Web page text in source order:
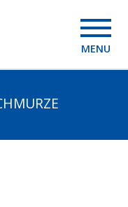
MENU